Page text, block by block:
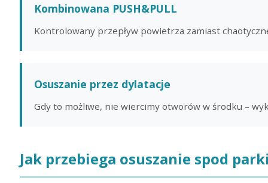
Kombinowana PUSH&PULL
Kontrolowany przepływ powietrza zamiast
Osuszanie przez dylatacje
Gdy to możliwe, nie wiercimy otworów w środku –
Jak przebiega osuszanie spod